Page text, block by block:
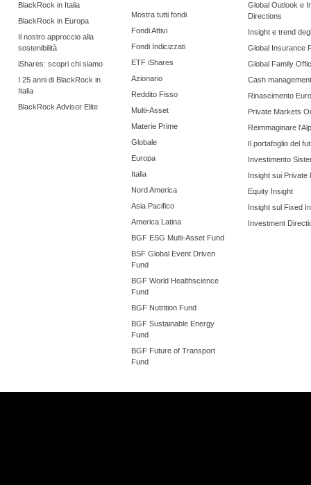
BlackRock in Italia
BlackRock in Europa
Il nostro approccio alla
sostenibilità
iShares: scopri chi siamo
I 25 anni di BlackRock in
Italia
BlackRock Advisor Elite
Mostra tutti fondi
Fondi Attivi
Fondi Indicizzati
ETF iShares
Azionario
Reddito Fisso
Multi-Asset
Materie Prime
Globale
Europa
Italia
Nord America
Asia Pacifico
America Latina
BGF ESG Multi-Asset Fund
BSF Global Event Driven
Fund
BGF World Healthscience
Fund
BGF Nutrition Fund
BGF Sustainable Energy
Fund
BGF Future of Transport
Fund
Global Outlook e
Directions
Insight e trend
Global Insurance
Global Family
Cash management
Rinascimento
Private Markets
Reimmaginare
Il portafoglio del
Investimento
Insight sui Private
Equity Insight
Insight sul Fixed
Investment